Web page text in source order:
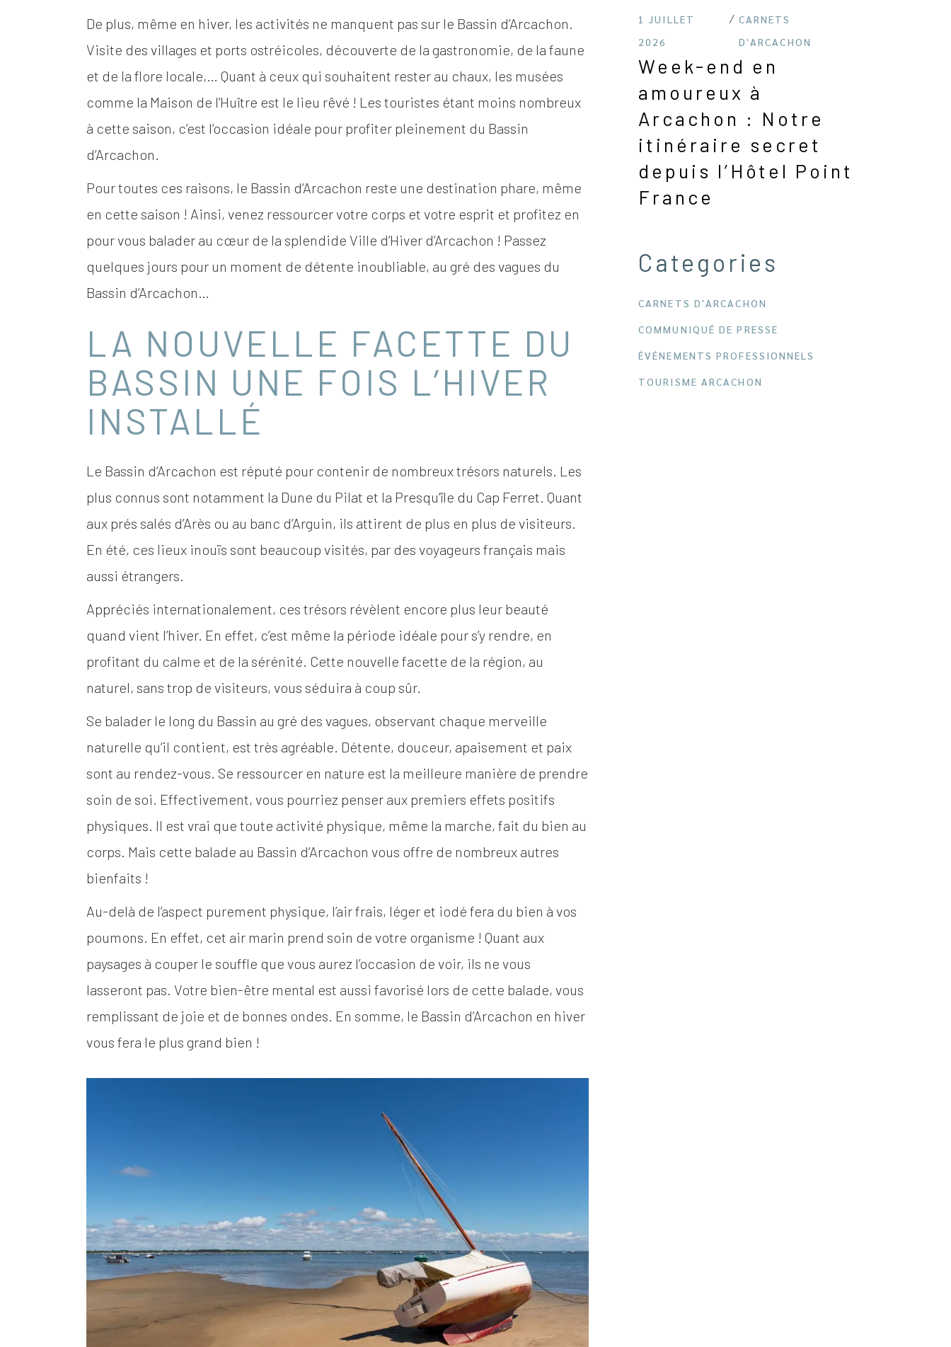
De plus, même en hiver, les activités ne manquent pas sur le Bassin d’Arcachon.
Visite des villages et ports ostréicoles, découverte de la gastronomie, de la faune
et de la flore locale,… Quant à ceux qui souhaitent rester au chaux, les musées
comme la Maison de l’Huître est le lieu rêvé ! Les touristes étant moins nombreux
à cette saison, c’est l’occasion idéale pour profiter pleinement du Bassin
d’Arcachon.
Pour toutes ces raisons, le Bassin d’Arcachon reste une destination phare, même
en cette saison ! Ainsi, venez ressourcer votre corps et votre esprit et profitez en
pour vous balader au cœur de la splendide Ville d’Hiver d’Arcachon ! Passez
quelques jours pour un moment de détente inoubliable, au gré des vagues du
Bassin d’Arcachon…
LA NOUVELLE FACETTE DU
BASSIN UNE FOIS L’HIVER
INSTALLÉ
Le Bassin d’Arcachon est réputé pour contenir de nombreux trésors naturels. Les
plus connus sont notamment la Dune du Pilat et la Presqu’île du Cap Ferret. Quant
aux prés salés d’Arès ou au banc d’Arguin, ils attirent de plus en plus de visiteurs.
En été, ces lieux inouïs sont beaucoup visités, par des voyageurs français mais
aussi étrangers.
Appréciés internationalement, ces trésors révèlent encore plus leur beauté
quand vient l’hiver. En effet, c’est même la période idéale pour s’y rendre, en
profitant du calme et de la sérénité. Cette nouvelle facette de la région, au
naturel, sans trop de visiteurs, vous séduira à coup sûr.
Se balader le long du Bassin au gré des vagues, observant chaque merveille
naturelle qu’il contient, est très agréable. Détente, douceur, apaisement et paix
sont au rendez-vous. Se ressourcer en nature est la meilleure manière de prendre
soin de soi. Effectivement, vous pourriez penser aux premiers effets positifs
physiques. Il est vrai que toute activité physique, même la marche, fait du bien au
corps. Mais cette balade au Bassin d’Arcachon vous offre de nombreux autres
bienfaits !
Au-delà de l’aspect purement physique, l’air frais, léger et iodé fera du bien à vos
poumons. En effet, cet air marin prend soin de votre organisme ! Quant aux
paysages à couper le souffle que vous aurez l’occasion de voir, ils ne vous
lasseront pas. Votre bien-être mental est aussi favorisé lors de cette balade, vous
remplissant de joie et de bonnes ondes. En somme, le Bassin d’Arcachon en hiver
vous fera le plus grand bien !
1 JUILLET
2026
CARNETS
D'ARCACHON
Week-end en
amoureux à
Arcachon : Notre
itinéraire secret
depuis l’Hôtel Point
France
Categories
CARNETS D'ARCACHON
COMMUNIQUÉ DE PRESSE
ÉVÉNEMENTS PROFESSIONNELS
TOURISME ARCACHON